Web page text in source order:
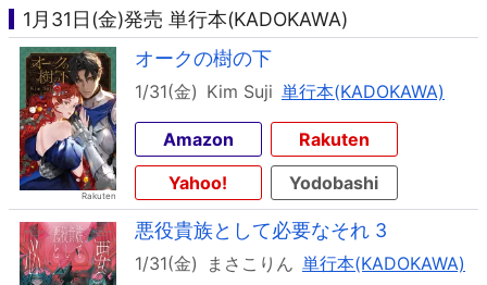
1月31日(金)発売 単行本(KADOKAWA)
オークの樹の下
1/31(金) Kim Suji 単行本(KADOKAWA)
Amazon
Rakuten
Yahoo!
Yodobashi
悪役貴族として必要なそれ 3
1/31(金) まさこりん 単行本(KADOKAWA)